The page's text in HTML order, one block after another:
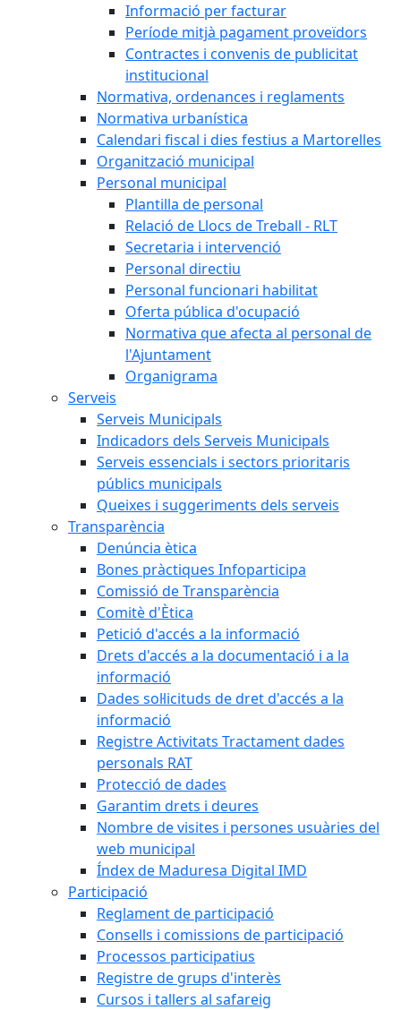
Informació per facturar
Període mitjà pagament proveïdors
Contractes i convenis de publicitat
institucional
Normativa, ordenances i reglaments
Normativa urbanística
Calendari fiscal i dies festius a Martorelles
Organització municipal
Personal municipal
Plantilla de personal
Relació de Llocs de Treball - RLT
Secretaria i intervenció
Personal directiu
Personal funcionari habilitat
Oferta pública d'ocupació
Normativa que afecta al personal de
l'Ajuntament
Organigrama
Serveis
Serveis Municipals
Indicadors dels Serveis Municipals
Serveis essencials i sectors prioritaris
públics municipals
Queixes i suggeriments dels serveis
Transparència
Denúncia ètica
Bones pràctiques Infoparticipa
Comissió de Transparència
Comitè d'Ètica
Petició d'accés a la informació
Drets d'accés a la documentació i a la
informació
Dades sol·licituds de dret d'accés a la
informació
Registre Activitats Tractament dades
personals RAT
Protecció de dades
Garantim drets i deures
Nombre de visites i persones usuàries del
web municipal
Índex de Maduresa Digital IMD
Participació
Reglament de participació
Consells i comissions de participació
Processos participatius
Registre de grups d'interès
Cursos i tallers al safareig